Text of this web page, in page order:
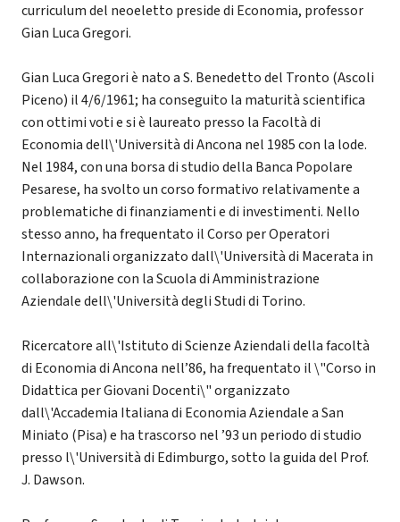
curriculum del neoeletto preside di Economia, professor
Gian Luca Gregori.
Gian Luca Gregori è nato a S. Benedetto del Tronto (Ascoli
Piceno) il 4/6/1961; ha conseguito la maturità scientifica
con ottimi voti e si è laureato presso la Facoltà di
Economia dell\'Università di Ancona nel 1985 con la lode.
Nel 1984, con una borsa di studio della Banca Popolare
Pesarese, ha svolto un corso formativo relativamente a
problematiche di finanziamenti e di investimenti. Nello
stesso anno, ha frequentato il Corso per Operatori
Internazionali organizzato dall\'Università di Macerata in
collaborazione con la Scuola di Amministrazione
Aziendale dell\'Università degli Studi di Torino.
Ricercatore all\'Istituto di Scienze Aziendali della facoltà
di Economia di Ancona nell’86, ha frequentato il \"Corso in
Didattica per Giovani Docenti\" organizzato
dall\'Accademia Italiana di Economia Aziendale a San
Miniato (Pisa) e ha trascorso nel ’93 un periodo di studio
presso l\'Università di Edimburgo, sotto la guida del Prof.
J. Dawson.